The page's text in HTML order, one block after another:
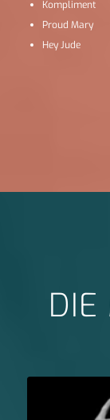
Kompliment
Proud Mary
Hey Jude
DIE